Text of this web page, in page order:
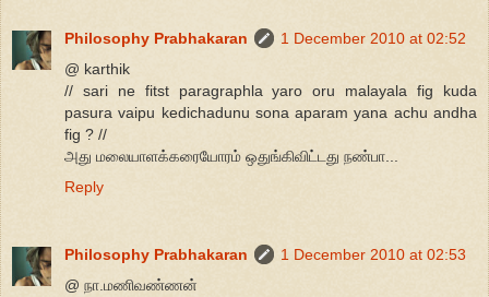
Philosophy Prabhakaran
1 December 2010 at 02:52
@ karthik
// sari ne fitst paragraphla yaro oru malayala fig kuda
pasura vaipu kedichadunu sona aparam yana achu andha
fig ? //
அது மலையாளக்கரையோரம் ஒதுங்கிவிட்டது நண்பா...
Reply
Philosophy Prabhakaran
1 December 2010 at 02:53
@ நா.மணிவண்ணன்